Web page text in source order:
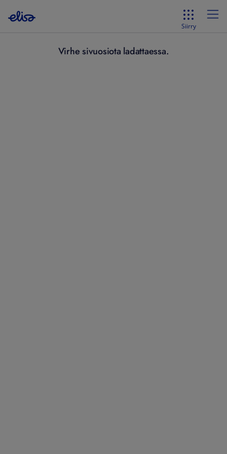
Siirry
Virhe sivuosiota ladattaessa.